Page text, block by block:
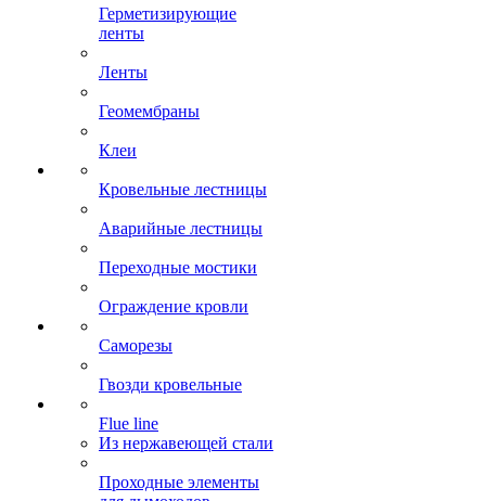
Герметизирующие
ленты
Ленты
Геомембраны
Клеи
Кровельные лестницы
Аварийные лестницы
Переходные мостики
Ограждение кровли
Саморезы
Гвозди кровельные
Flue line
Из нержавеющей стали
Проходные элементы